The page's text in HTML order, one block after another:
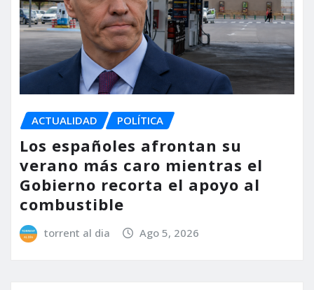
ACTUALIDAD POLÍTICA
Los españoles afrontan su
verano más caro mientras el
Gobierno recorta el apoyo al
combustible
torrent al dia Ago 5, 2026